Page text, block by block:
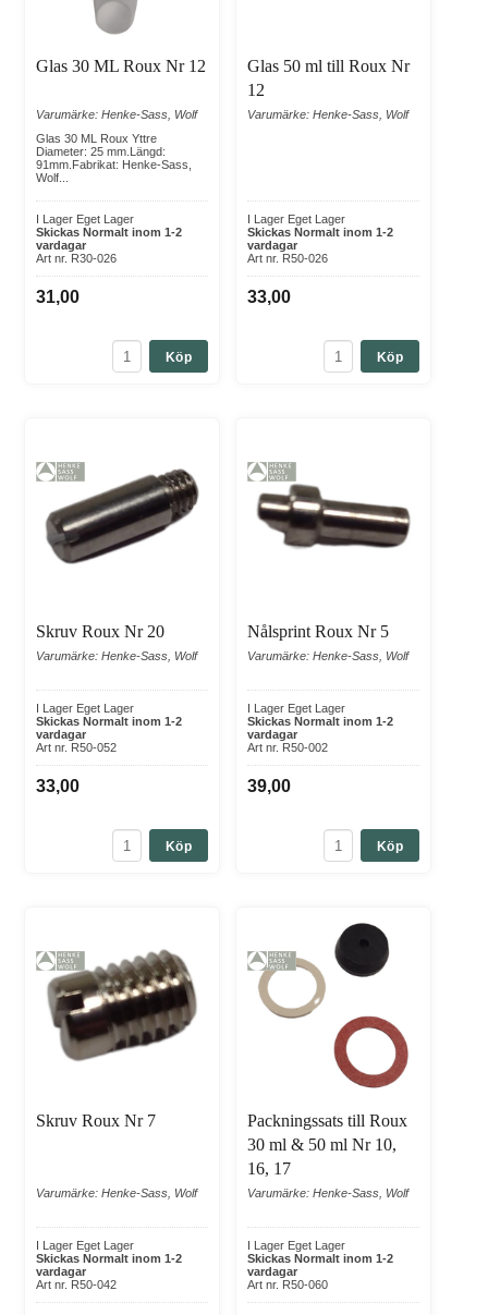
Glas 30 ML Roux Nr 12
Varumärke: Henke-Sass, Wolf
Glas 30 ML Roux Yttre
Diameter: 25 mm.Längd:
91mm.Fabrikat: Henke-Sass,
Wolf...
I Lager Eget Lager
Skickas Normalt inom 1-2
vardagar
Art nr. R30-026
31,00
Köp
Glas 50 ml till Roux Nr
12
Varumärke: Henke-Sass, Wolf
I Lager Eget Lager
Skickas Normalt inom 1-2
vardagar
Art nr. R50-026
33,00
Köp
Skruv Roux Nr 20
Varumärke: Henke-Sass, Wolf
I Lager Eget Lager
Skickas Normalt inom 1-2
vardagar
Art nr. R50-052
33,00
Köp
Nålsprint Roux Nr 5
Varumärke: Henke-Sass, Wolf
I Lager Eget Lager
Skickas Normalt inom 1-2
vardagar
Art nr. R50-002
39,00
Köp
Skruv Roux Nr 7
Varumärke: Henke-Sass, Wolf
I Lager Eget Lager
Skickas Normalt inom 1-2
vardagar
Art nr. R50-042
Packningssats till Roux
30 ml & 50 ml Nr 10,
16, 17
Varumärke: Henke-Sass, Wolf
I Lager Eget Lager
Skickas Normalt inom 1-2
vardagar
Art nr. R50-060